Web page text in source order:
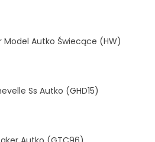
Model Autko Świecące (HW)
Ss Autko (GHD15)